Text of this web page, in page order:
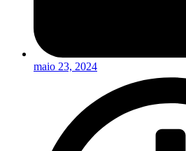
maio 23, 2024